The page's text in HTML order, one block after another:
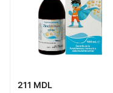
211 MDL